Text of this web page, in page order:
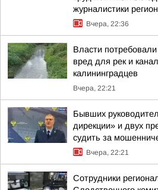
журналистики
Вчера, 22:36
Власти
вред для рек и
калининградцев
Вчера, 22:21
Бывших
дирекции» и двух
судить за
Вчера, 22:21
Сотрудники